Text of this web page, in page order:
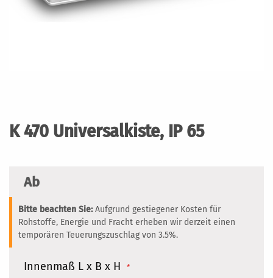
K 470 Universalkiste, IP 65
Ab
Bitte beachten Sie:Aufgrund gestiegener Kosten für
Rohstoffe, Energie und Fracht erheben wir derzeit einen
temporären Teuerungszuschlag von 3.5%.
Innenmaß L x B x H
Bildergalerie